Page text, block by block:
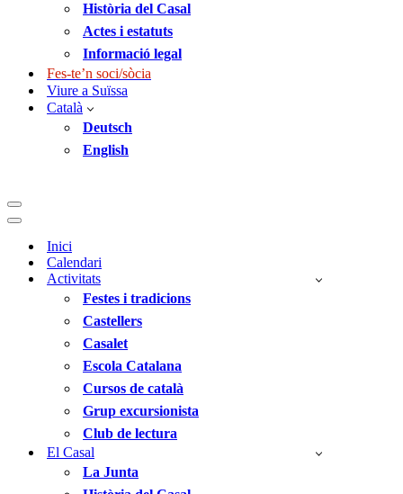
Història del Casal
Actes i estatuts
Informació legal
Fes-te’n soci/sòcia
Viure a Suïssa
Català
Deutsch
English
Menú
de
Menú
navegació
Inici
Calendari
Activitats
Festes i tradicions
Castellers
Casalet
Escola Catalana
Cursos de català
Grup excursionista
Club de lectura
El Casal
La Junta